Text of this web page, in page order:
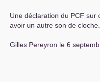
Une déclaration du PCF sur
avoir un autre son de cloche.
Gilles Pereyron le 6